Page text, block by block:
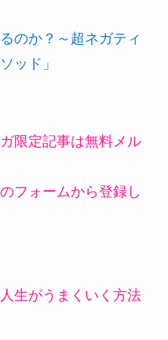
のか？～超ネガティ
ッド」
限定記事は無料メル
フォームから登録し
生がうまくいく方法